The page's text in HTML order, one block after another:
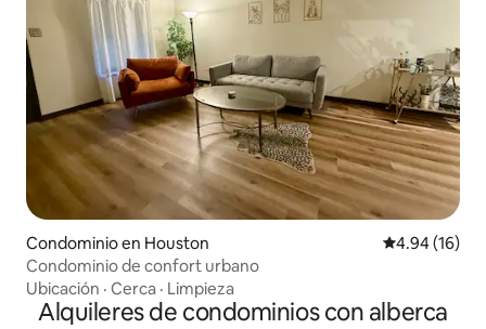
Condominio en Houston Calificación
4.94 (16)
Condominio de confort urbano
Ubicación · Cerca · Limpieza
Alquileres de condominios con alberca